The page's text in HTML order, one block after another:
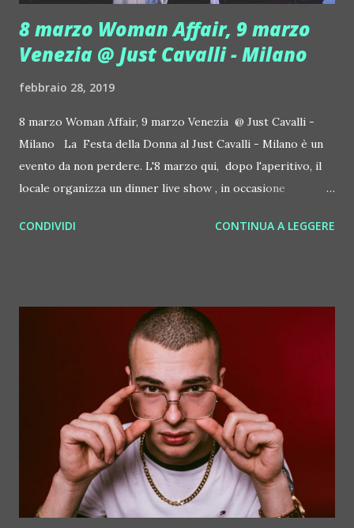
8 marzo Woman Affair, 9 marzo
Venezia @ Just Cavalli - Milano
febbraio 28, 2019
8 marzo Woman Affair, 9 marzo Venezia @ Just Cavalli -
Milano La Festa della Donna al Just Cavalli - Milano è un
evento da non perdere. L'8 marzo qui, dopo l'aperitivo, il
locale organizza un dinner live show , in occasione
nella serata dedicata alla loro festa; tutte le signore
un party galmour, dedicato alla città simbolo per eccellenza
del Carnevale, "Venezia" con i suoi party in maschera
esclusivi che si distingueranno per atmosfere ispirate ai
film di Tim Burton. Dinner show e dj set durante la cena.
Animazione e special dj set durante il party. Allestimento a
tema. COS'E JUST CAVALLI ? E' l'esclusiva ed elegante
cornice degli eventi piu' glamour e delle cene di qualità il
Just C...
CONDIVIDI CONTINUA A LEGGERE